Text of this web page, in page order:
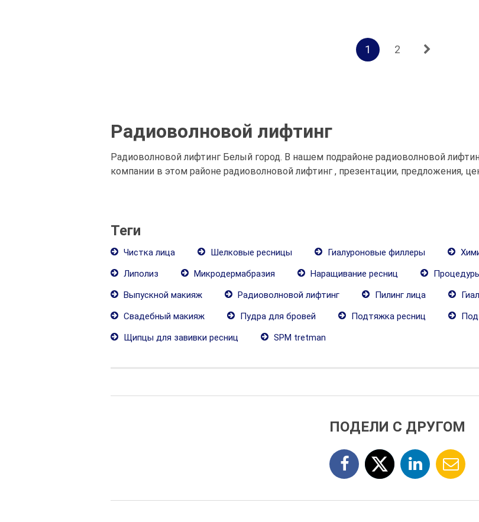
1 2
Радиоволновой лифтинг
Радиоволновой лифтинг Белый город. В нашем подрайоне радиоволновой
компании в этом районе радиоволновой лифтинг , презентации, предложения,
Теги
Чистка лица Шелковые ресницы Гиалуроновые филлеры
Липолиз
Микродермабразия Наращивание ресниц
Выпускной макияж
Радиоволновой лифтинг Пилинг лица
Свадебный макияж
Пудра для бровей Подтяжка ресниц
Щипцы для завивки ресниц
SPM tretman
ПОДЕЛИ С ДРУГОМ